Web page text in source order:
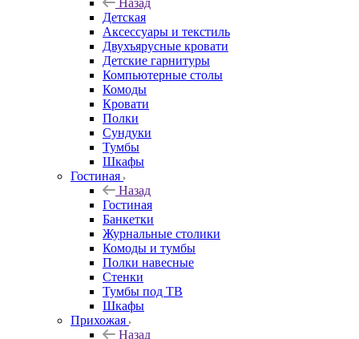
Назад
Детская
Аксессуары и текстиль
Двухъярусные кровати
Детские гарнитуры
Компьютерные столы
Комоды
Кровати
Полки
Сундуки
Тумбы
Шкафы
Гостиная
Назад
Гостиная
Банкетки
Журнальные столики
Комоды и тумбы
Полки навесные
Стенки
Тумбы под ТВ
Шкафы
Прихожая
Назад